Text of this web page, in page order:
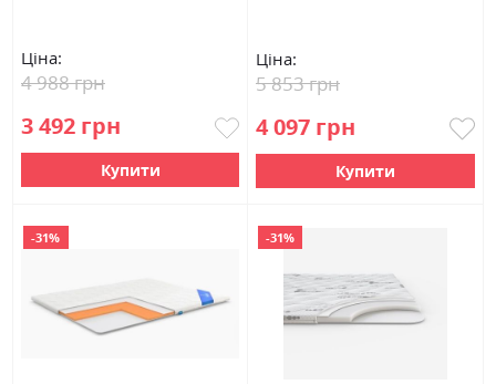
Ціна:
3 492 грн
4 988 грн
Купити
Ціна:
4 097 грн
5 853 грн
Купити
-31% -31%